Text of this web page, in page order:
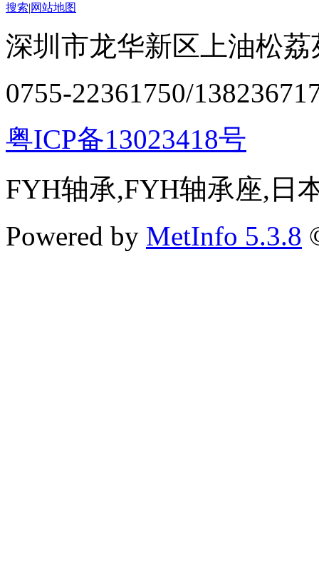
搜索 网站地图
深圳市龙华新区上油松
0755-22361750/
粤ICP备13023418号
FYH轴承,FYH轴承座,日
Powered by MetInfo 5.3.8